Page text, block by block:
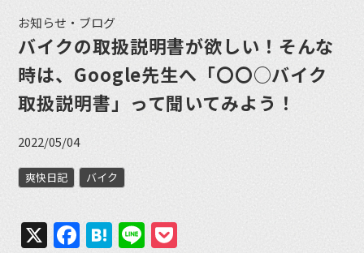
お知らせ・ブログ
バイクの取扱説明書が欲しい！そんな
時は、Google先生へ「〇〇○バイク
取扱説明書」って聞いてみよう！
2022/05/04
爽快日記 バイク
X Facebook
Hatena
Line